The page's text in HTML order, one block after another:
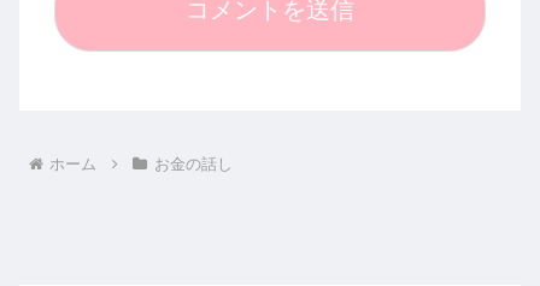
ホーム お金の話し